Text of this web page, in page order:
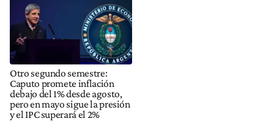
Otro segundo semestre:
Caputo promete inflación
debajo del 1% desde agosto,
pero en mayo sigue la presión
y el IPC superará el 2%